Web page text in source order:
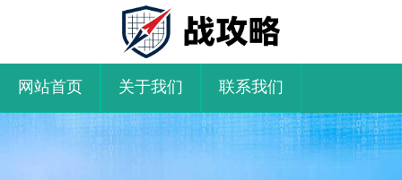
网站首页 关于我们 联系我们